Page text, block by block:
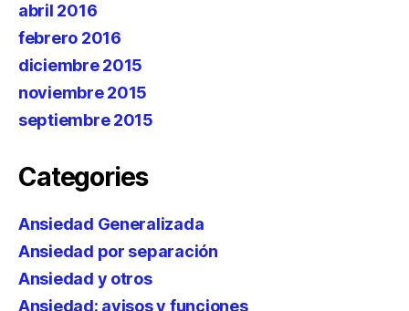
abril 2016
febrero 2016
diciembre 2015
noviembre 2015
septiembre 2015
Categories
Ansiedad Generalizada
Ansiedad por separación
Ansiedad y otros
Ansiedad: avisos y funciones